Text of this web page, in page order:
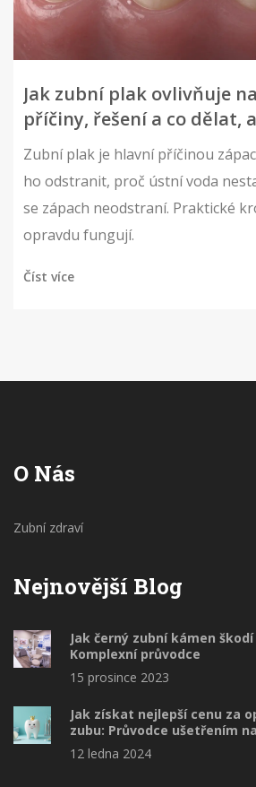
Jak zubní plak ovlivňuje
příčiny, řešení a co dělat,
nevyskytoval
Zubní plak je hlavní příčinou
ho odstranit, proč ústní voda
se zápach neodstraní. Praktické
opravdu fungují.
Číst více
O Nás
Zubní zdraví
Nejnovější Blog
Jak černý zubní kámen
Komplexní průvodce
15 prosince 2023
Jak získat nejlepší cenu za
zubu: Průvodce ušetřením
12 ledna 2024